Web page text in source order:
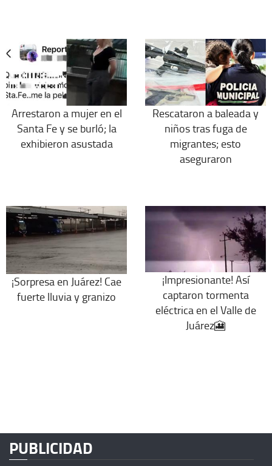
Arrestaron a mujer en el
Santa Fe y se burló; la
exhibieron asustada
Rescataron a baleada y
niños tras fuga de
migrantes; esto
aseguraron
¡Sorpresa en Juárez! Cae
fuerte lluvia y granizo
¡Impresionante! Así
captaron tormenta
eléctrica en el Valle de
Juárez🎦
PUBLICIDAD